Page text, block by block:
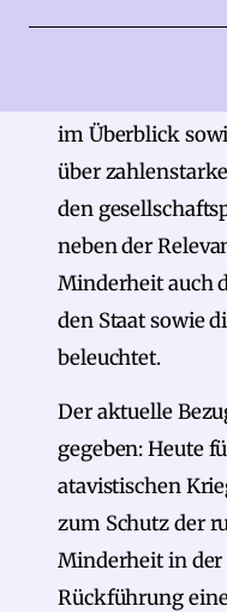
Darin vereint das
im Überblick
über
den
neben der
Minderheit auch
den Staat sowie
beleuchtet.
Der aktuelle
gegeben: Heute
atavistischen
zum Schutz der
Minderheit in
Rückführung